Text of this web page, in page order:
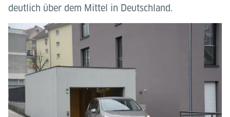
deutlich über dem Mittel in Deutschland.